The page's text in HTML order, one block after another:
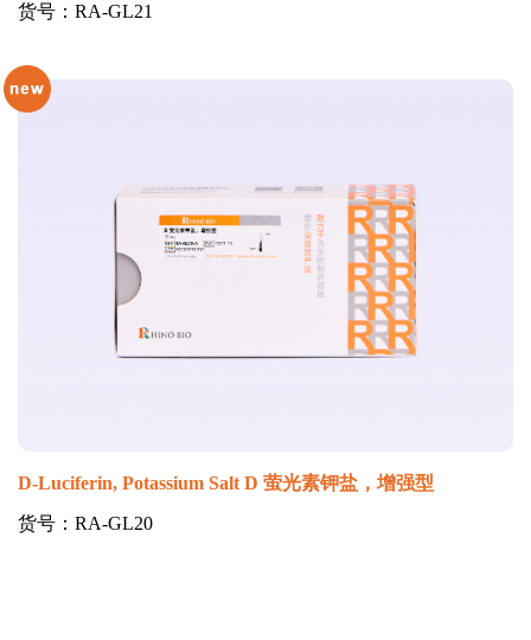
货号：RA-GL21
D-Luciferin, Potassium Salt D 萤光素钾盐，增强型
货号：RA-GL20